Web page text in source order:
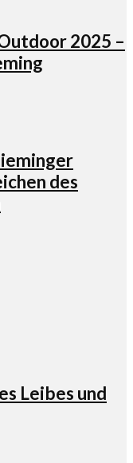
2025 –
des
Leibes und